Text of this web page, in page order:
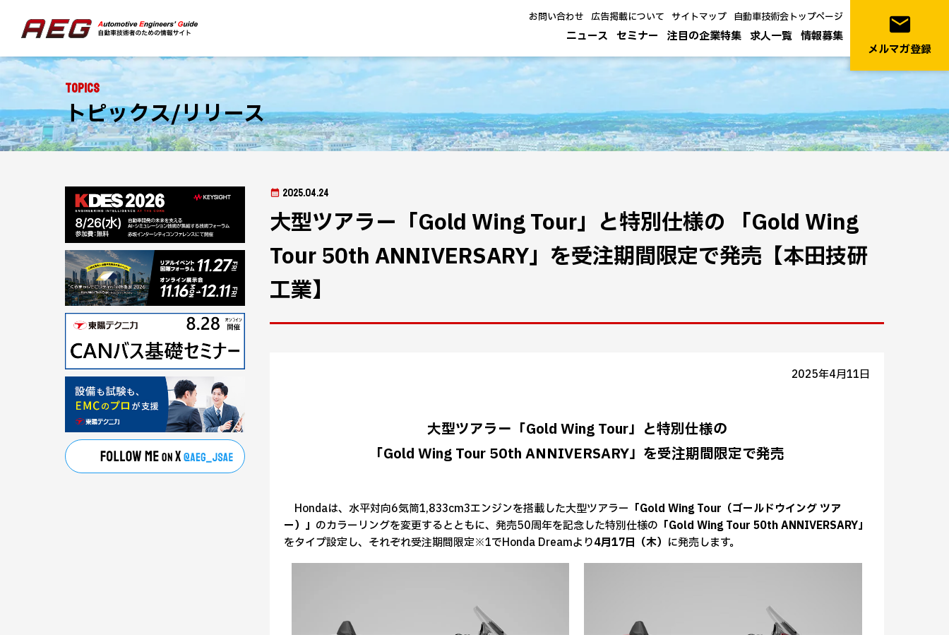
ニュース セミナー 注目の企業特集 求人一覧 情報募集
お問い合わせ 広告掲載について サイトマップ 自動車技術会トップページ email
メルマガ登録
Topics
トピックス/リリース
2025.04.24
大型ツアラー「Gold Wing Tour」と特別仕様の 「Gold Wing
Tour 50th ANNIVERSARY」を受注期間限定で発売【本田技研
工業】
2025年4月11日
大型ツアラー「Gold Wing Tour」と特別仕様の
「Gold Wing Tour 50th ANNIVERSARY」を受注期間限定で発売
Hondaは、水平対向6気筒1,833cm3エンジンを搭載した大型ツアラー 「Gold Wing Tour（ゴールドウイング ツア
ー）」 のカラーリングを変更するとともに、発売50周年を記念した特別仕様の 「Gold Wing Tour 50th ANNIVERSARY」
をタイプ設定し、それぞれ受注期間限定※1でHonda Dreamより4月17日（木） に発売します。